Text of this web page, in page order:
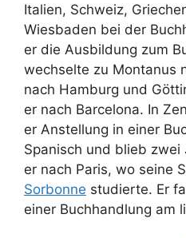
Italien, Schweiz,
Wiesbaden bei der
er die Ausbildung zum
wechselte zu Montanus
nach Hamburg und
er nach Barcelona. In
er Anstellung in einer
Spanisch und blieb zwei
er nach Paris, wo seine
Sorbonne studierte. Er
einer Buchhandlung am